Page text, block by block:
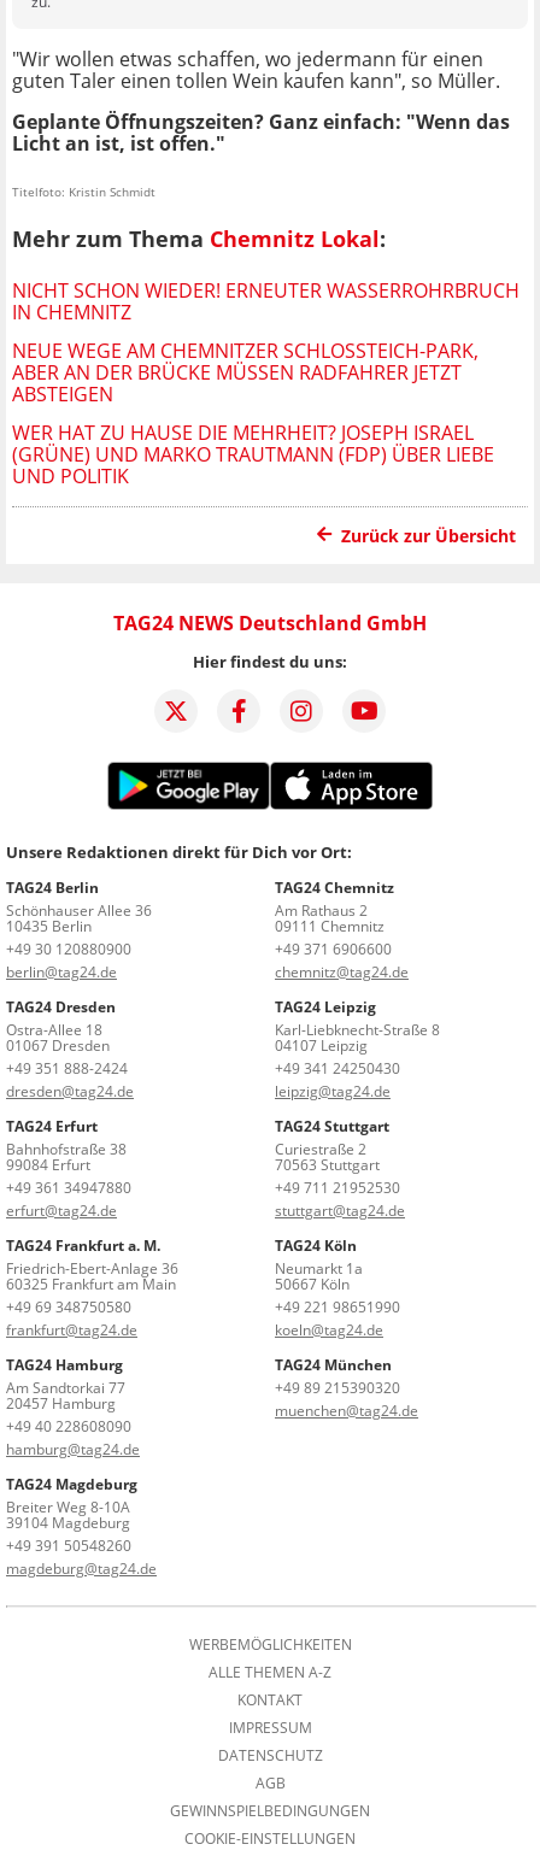
"Wir wollen etwas schaffen, wo jedermann für einen
guten Taler einen tollen Wein kaufen kann", so Müller.
Geplante Öffnungszeiten? Ganz einfach: "Wenn das
Licht an ist, ist offen."
Titelfoto: Kristin Schmidt
Mehr zum Thema Chemnitz Lokal:
NICHT SCHON WIEDER! ERNEUTER WASSERROHRBRUCH
IN CHEMNITZ
NEUE WEGE AM CHEMNITZER SCHLOSSTEICH-PARK, A
BER AN DER BRÜCKE MÜSSEN RADFAHRER JETZT A
BSTEIGEN
WER HAT ZU HAUSE DIE MEHRHEIT? JOSEPH ISRAEL
(GRÜNE) UND MARKO TRAUTMANN (FDP) ÜBER LIEBE
UND POLITIK
Zurück zur Übersicht
TAG24 NEWS Deutschland GmbH
Hier findest du uns:
Unsere Redaktionen direkt für Dich vor Ort:
TAG24 Berlin
Schönhauser Allee 36
10435 Berlin
+49 30 120880900
berlin@tag24.de
TAG24 Chemnitz
Am Rathaus 2
09111 Chemnitz
+49 371 6906600
chemnitz@tag24.de
TAG24 Dresden
Ostra-Allee 18
01067 Dresden
+49 351 888-2424
dresden@tag24.de
TAG24 Leipzig
Karl-Liebknecht-Straße 8
04107 Leipzig
+49 341 24250430
leipzig@tag24.de
TAG24 Erfurt
Bahnhofstraße 38
99084 Erfurt
+49 361 34947880
erfurt@tag24.de
TAG24 Stuttgart
Curiestraße 2
70563 Stuttgart
+49 711 21952530
stuttgart@tag24.de
TAG24 Frankfurt a. M.
Friedrich-Ebert-Anlage 36
60325 Frankfurt am Main
+49 69 348750580
frankfurt@tag24.de
TAG24 Köln
Neumarkt 1a
50667 Köln
+49 221 98651990
koeln@tag24.de
TAG24 Hamburg
Am Sandtorkai 77
20457 Hamburg
+49 40 228608090
hamburg@tag24.de
TAG24 München
+49 89 215390320
muenchen@tag24.de
TAG24 Magdeburg
Breiter Weg 8-10A
39104 Magdeburg
+49 391 50548260
magdeburg@tag24.de
WERBEMÖGLICHKEITEN
ALLE THEMEN A-Z
KONTAKT
IMPRESSUM
DATENSCHUTZ
AGB
GEWINNSPIELBEDINGUNGEN
COOKIE-EINSTELLUNGEN